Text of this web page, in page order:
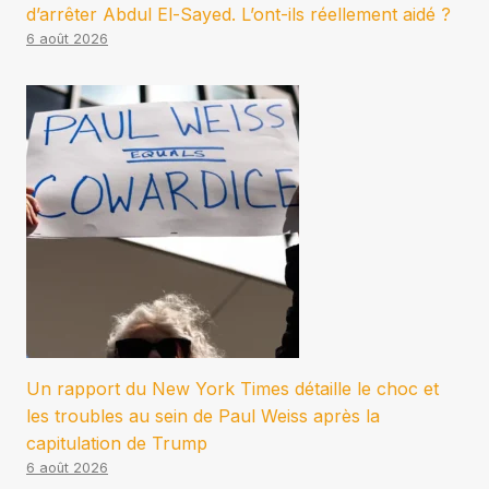
d’arrêter Abdul El-Sayed. L’ont-ils réellement aidé ?
6 août 2026
Un rapport du New York Times détaille le choc et
les troubles au sein de Paul Weiss après la
capitulation de Trump
6 août 2026